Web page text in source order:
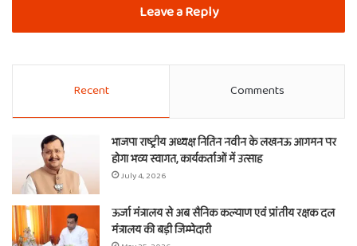
Leave a Reply
Recent Comments
भाजपा राष्ट्रीय अध्यक्ष नितिन नवीन के लखनऊ आगमन पर
होगा भव्य स्वागत, कार्यकर्ताओं में उत्साह
July 4, 2026
ऊर्जा मंत्रालय से अब सैनिक कल्याण एवं प्रांतीय रक्षक दल
मंत्रालय की बड़ी जिम्मेदारी